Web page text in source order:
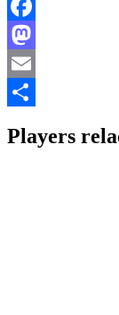
Facebook
Mastodon
Email
Players